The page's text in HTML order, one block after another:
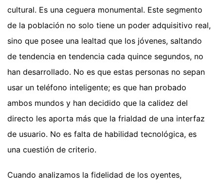
cultural. Es una ceguera monumental. Este segmento
de la población no solo tiene un poder adquisitivo real,
sino que posee una lealtad que los jóvenes, saltando
de tendencia en tendencia cada quince segundos, no
han desarrollado. No es que estas personas no sepan
usar un teléfono inteligente; es que han probado
ambos mundos y han decidido que la calidez del
directo les aporta más que la frialdad de una interfaz
de usuario. No es falta de habilidad tecnológica, es
una cuestión de criterio.
Cuando analizamos la fidelidad de los oyentes,